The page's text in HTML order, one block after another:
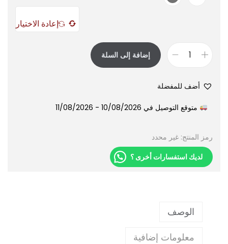
إعادة الاختيار
إضافة إلى السلة
أضف للمفضلة
متوقع التوصيل في 10/08/2026 - 11/08/2026
رمز المنتج: غير محدد
لديك استفسارات أخرى ؟
الوصف
معلومات إضافية